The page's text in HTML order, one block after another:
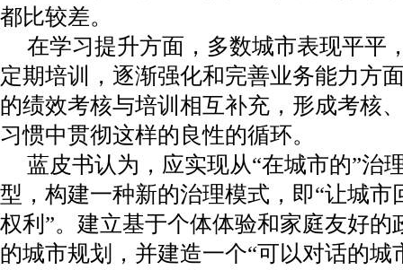
都比较差。
在学习提升方面，多数城市表现平平
定期培训，逐渐强化和完善业务能力方
的绩效考核与培训相互补充，形成考核
习惯中贯彻这样的良性的循环。
蓝皮书认为，应实现从“在城市的”治
型，构建一种新的治理模式，即“让城市
权利”。建立基于个体体验和家庭友好
的城市规划，并建造一个“可以对话的城